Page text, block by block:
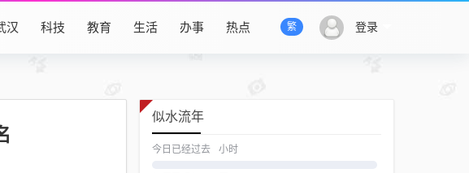
登录
繁
汉 科技 教育 生活 办事 热点
似水流年
今日已经过去 小时